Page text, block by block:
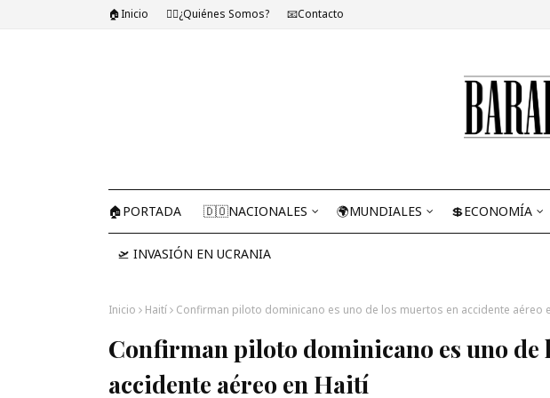
🏠Inicio 🤷‍♂️¿Quiénes Somos? 📧Contacto
🏠PORTADA 🇩🇴NACIONALES 🌍MUNDIALES 💲ECONOMÍA
🛫 INVASIÓN EN UCRANIA
Inicio Haití Confirman piloto dominicano es uno de los muertos en accidente aéreo
Confirman piloto dominicano es uno de
accidente aéreo en Haití